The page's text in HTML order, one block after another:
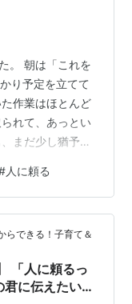
。 朝は「これを
り予定を立てて
作業はほとんど
れて、あっとい
まだ少し猶予が
いている自分
心。 今日は特に
に、丁寧に集中
くて…。 「まだ
」 確かカバンに
人に頼る
らできる！子育て＆
「人に頼るっ
に伝えたいこ